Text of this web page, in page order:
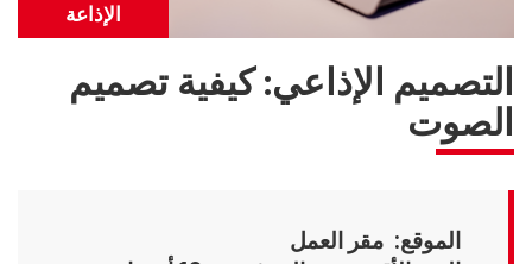
Catégorie
الإذاعة
التصميم الإذاعي: كيفية تصميم
الصوت
الموقع
مقر العمل